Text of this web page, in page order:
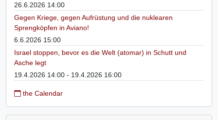
26.6.2026 14:00
Gegen Kriege, gegen Aufrüstung und die nuklearen
Sprengköpfen in Aviano!
6.6.2026 15:00
Israel stoppen, bevor es die Welt (atomar) in Schutt und
Asche legt
19.4.2026 14:00 - 19.4.2026 16:00
the Calendar